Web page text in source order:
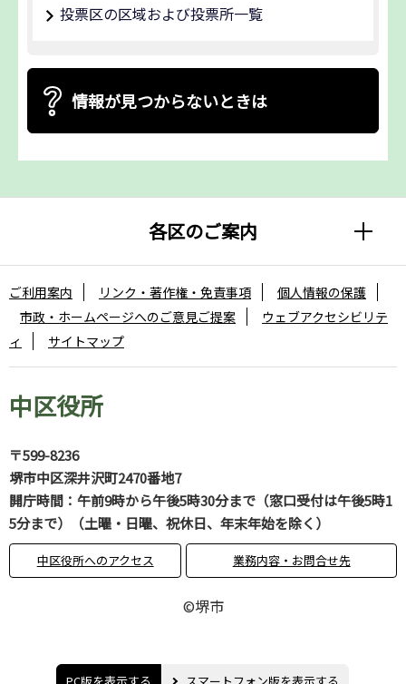
投票区の区域および投票所一覧
情報が見つからないときは
各区のご案内
中区役所
〒599-8236
堺市中区深井沢町2470番地7
開庁時間：午前9時から午後5時30分まで（窓口受付は午後5時1
5分まで）（土曜・日曜、祝休日、年末年始を除く）
中区役所へのアクセス 業務内容・お問合せ先
ご利用案内 リンク・著作権・免責事項
個人情報の保護
市政・ホームページへのご意見ご提案
ウェブアクセシビリテ
ィ
サイトマップ
©堺市